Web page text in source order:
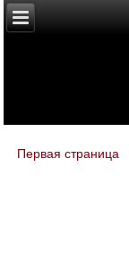
You are here
Первая страница